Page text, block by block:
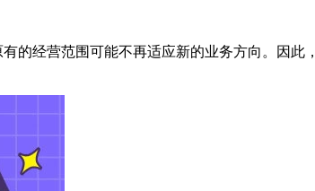
的经营范围可能不再适应新的业务方向。因此